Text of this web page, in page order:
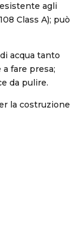
agli
Class A); può
acqua tanto
fare presa;
da pulire.
la costruzione